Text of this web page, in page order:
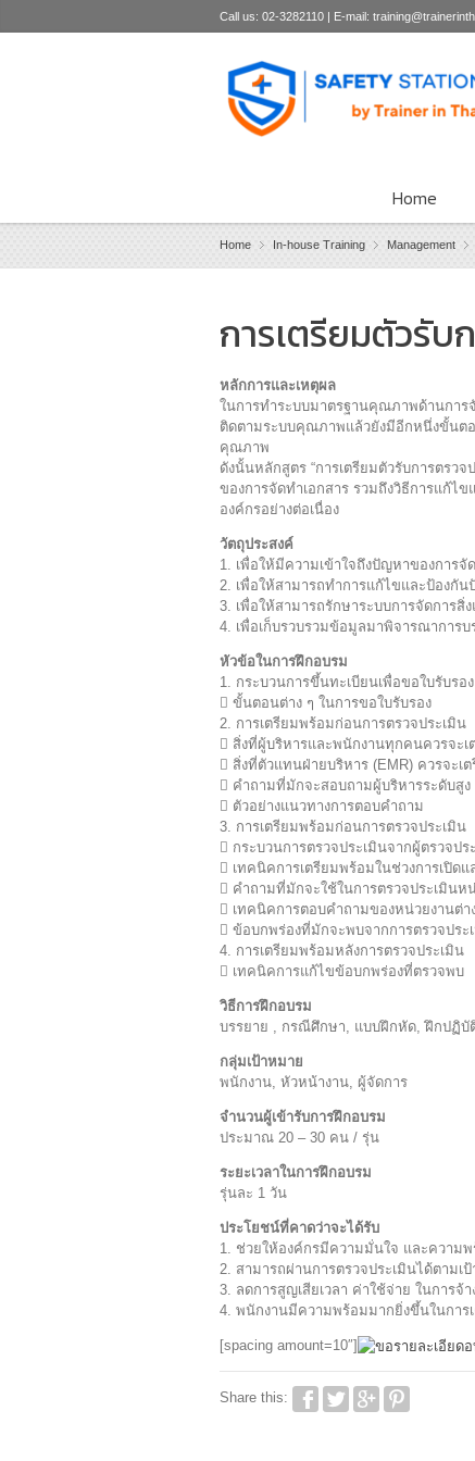
Call us: 02-3282110 | E-mail:
Home
Home In-house Training Management
การเตรียมตัวรับ
หลักการและเหตุผล
ในการทำระบบมาตรฐานคุณภาพด้านการ
ติดตามระบบคุณภาพแล้วยังมีอีกหนึ่งขั้นต
คุณภาพ
ดังนั้นหลักสูตร “การเตรียมตัวรับการตรว
ของการจัดทำเอกสาร รวมถึงวิธีการแก้
องค์กรอย่างต่อเนื่อง
วัตถุประสงค์
1. เพื่อให้มีความเข้าใจถึงปัญหาของการจั
2. เพื่อให้สามารถทำการแก้ไขและป้องกั
3. เพื่อให้สามารถรักษาระบบการจัดการสิ่
4. เพื่อเก็บรวบรวมข้อมูลมาพิจารณาการบ
หัวข้อในการฝึกอบรม
1. กระบวนการขึ้นทะเบียนเพื่อขอใบรับรอง
 ขั้นตอนต่าง ๆ ในการขอใบรับรอง
2. การเตรียมพร้อมก่อนการตรวจประเมิน
 สิ่งที่ผู้บริหารและพนักงานทุกคนควรจะเ
 สิ่งที่ตัวแทนฝ่ายบริหาร (EMR) ควรจะเ
 คำถามที่มักจะสอบถามผู้บริหารระดับสูง
 ตัวอย่างแนวทางการตอบคำถาม
3. การเตรียมพร้อมก่อนการตรวจประเมิน
 กระบวนการตรวจประเมินจากผู้ตรวจป
 เทคนิคการเตรียมพร้อมในช่วงการเปิด
 คำถามที่มักจะใช้ในการตรวจประเมินห
 เทคนิคการตอบคำถามของหน่วยงานต่า
 ข้อบกพร่องที่มักจะพบจากการตรวจประ
4. การเตรียมพร้อมหลังการตรวจประเมิน
 เทคนิคการแก้ไขข้อบกพร่องที่ตรวจพบ
วิธีการฝึกอบรม
บรรยาย , กรณีศึกษา, แบบฝึกหัด, ฝึกปฏิบั
กลุ่มเป้าหมาย
พนักงาน, หัวหน้างาน, ผู้จัดการ
จำนวนผู้เข้ารับการฝึกอบรม
ประมาณ 20 – 30 คน / รุ่น
ระยะเวลาในการฝึกอบรม
รุ่นละ 1 วัน
ประโยชน์ที่คาดว่าจะได้รับ
1. ช่วยให้องค์กรมีความมั่นใจ และความพ
2. สามารถผ่านการตรวจประเมินได้ตามเ
3. ลดการสูญเสียเวลา ค่าใช้จ่าย ในการจ้
4. พนักงานมีความพร้อมมากยิ่งขึ้นในการ
[spacing amount=10″]
Share this: